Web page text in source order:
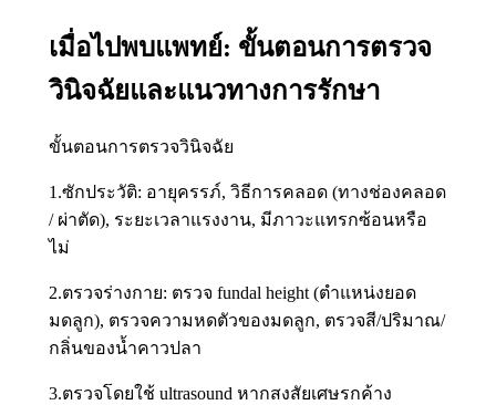
เมื่อไปพบแพทย์: ขั้นตอนการตรวจ
วินิจฉัยและแนวทางการรักษา
ขั้นตอนการตรวจวินิจฉัย
1.ซักประวัติ: อายุครรภ์, วิธีการคลอด (ทางช่องคลอด
/ ผ่าตัด), ระยะเวลาแรงงาน, มีภาวะแทรกซ้อนหรือ
ไม่
2.ตรวจร่างกาย: ตรวจ fundal height (ตำแหน่งยอด
มดลูก), ตรวจความหดตัวของมดลูก, ตรวจสี/ปริมาณ/
กลิ่นของน้ำคาวปลา
3.ตรวจโดยใช้ ultrasound หากสงสัยเศษรกค้าง